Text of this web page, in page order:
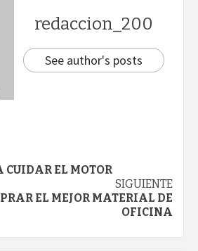
redaccion_200
See author's posts
CUIDAR EL MOTOR
SIGUIENTE
EL MEJOR MATERIAL DE
OFICINA